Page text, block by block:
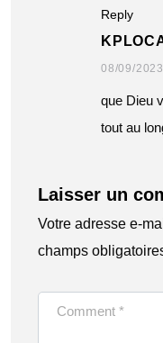
Reply
08/09/2023
que Dieu
tout au
Laisser un
Votre adresse e-
champs